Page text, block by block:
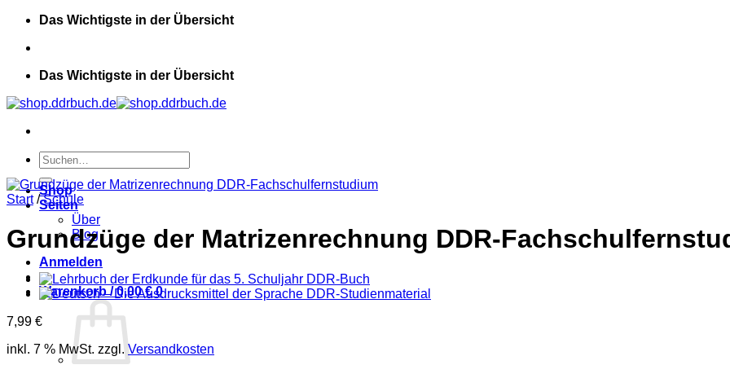
Zum
springen
Das Wichtigste in der Übersicht
Das Wichtigste in der Übersicht
Suchen
nach:
Shop
Seiten
Über
Blog
Anmelden
Warenkorb /0,00€ 0
Start / Schule
Grundzüge der Matrizenrechnung DDR-
7,99 €
inkl. 7 % MwSt. zzgl. Versandkosten